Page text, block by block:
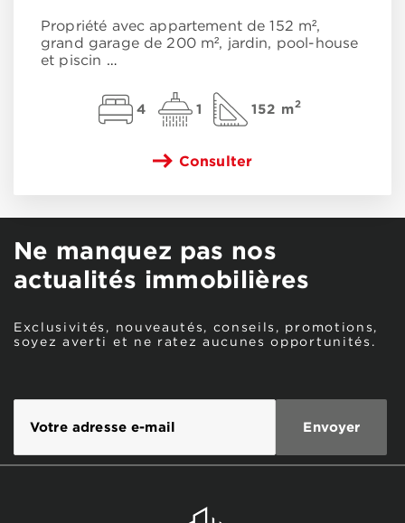
Propriété avec appartement de 152 m²,
grand garage de 200 m², jardin, pool-house
et piscin …
4 1 152 m2
Consulter
Ne manquez pas nos
actualités immobilières
Exclusivités, nouveautés, conseils, promotions,
soyez averti et ne ratez aucunes opportunités.